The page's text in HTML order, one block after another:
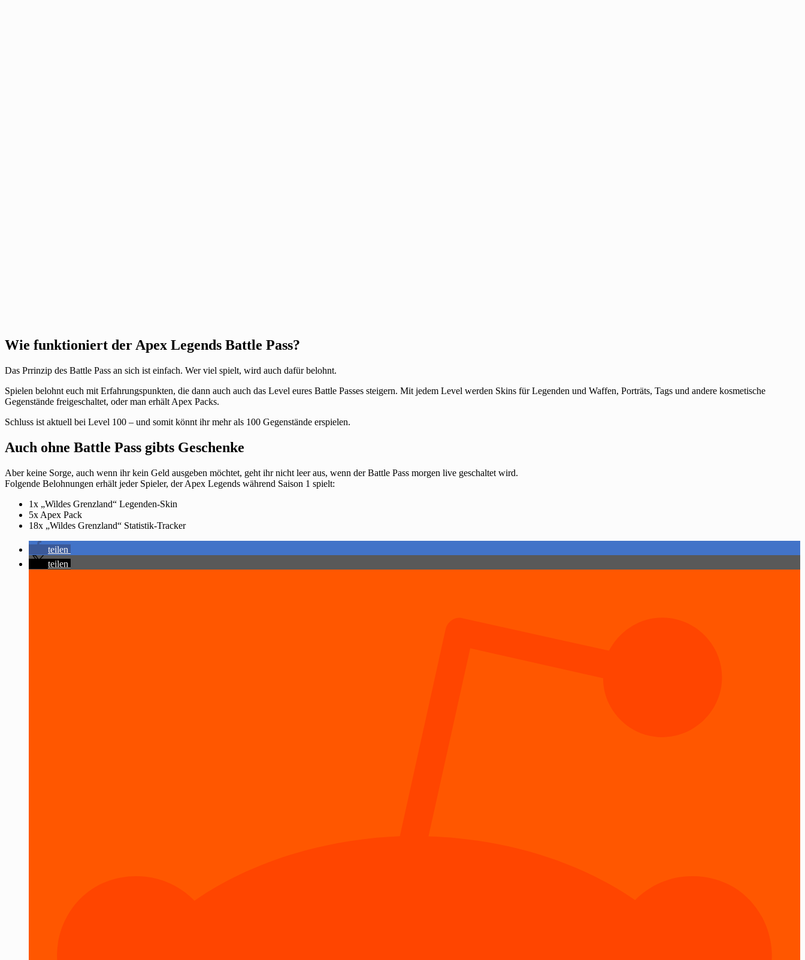
Wie funktioniert der Apex Legends Battle Pass?
Das Prrinzip des Battle Pass an sich ist einfach. Wer viel spielt, wird auch dafür belohnt.
Spielen belohnt euch mit Erfahrungspunkten, die dann auch auch das Level eures Battle Passes steigern. Mit jedem Level werden Skins für Legenden und Waffen, Porträts, Tags und andere kosmetische
Gegenstände freigeschaltet, oder man erhält Apex Packs.
Schluss ist aktuell bei Level 100 – und somit könnt ihr mehr als 100 Gegenstände erspielen.
Auch ohne Battle Pass gibts Geschenke
Aber keine Sorge, auch wenn ihr kein Geld ausgeben möchtet, geht ihr nicht leer aus, wenn der Battle Pass morgen live geschaltet wird.
Folgende Belohnungen erhält jeder Spieler, der Apex Legends während Saison 1 spielt:
1x „Wildes Grenzland“ Legenden-Skin
5x Apex Pack
18x „Wildes Grenzland“ Statistik-Tracker
teilen
teilen